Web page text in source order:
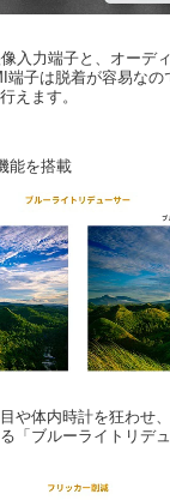
入力端子と、オーデ
端子は脱着が容易な
えます。
能を搭載
や体内時計を狂わせ
「ブルーライトリデ